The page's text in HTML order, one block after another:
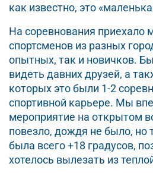
как известно, это
На соревнования приехало
спортсменов из разных
опытных, так и новичков.
видеть давних друзей, а
которых это были 1-2
спортивной карьере. Мы
мероприятие на открытом
повезло, дождя не было, но
была всего +18 градусов,
хотелось вылезать из